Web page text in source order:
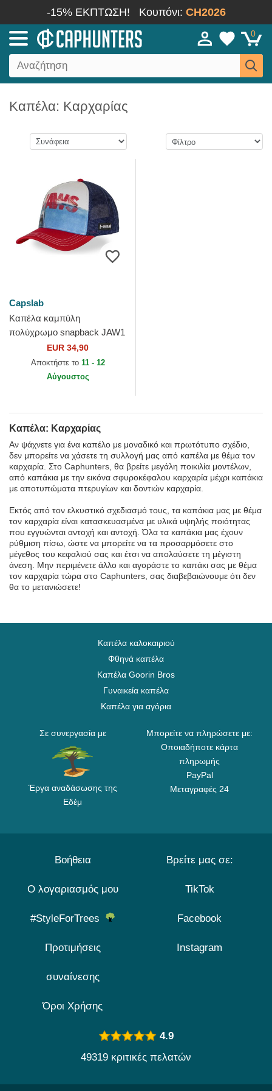
-15% ΕΚΠΤΩΣΗ! Κουπόνι: CH2026
0
Καπέλα: Καρχαρίας
Capslab
Καπέλα καμπύλη
πολύχρωμο snapback JAW1
JAWB Καρχαρίας από
Capslab
EUR 34,90
Αποκτήστε το 11 - 12
Αύγουστος
Καπέλα: Καρχαρίας
Αν ψάχνετε για ένα καπέλο με μοναδικό και πρωτότυπο σχέδιο,
δεν μπορείτε να χάσετε τη συλλογή μας από καπέλα με θέμα τον
καρχαρία. Στο Caphunters, θα βρείτε μεγάλη ποικιλία μοντέλων,
από καπάκια με την εικόνα σφυροκέφαλου καρχαρία μέχρι καπάκια
με αποτυπώματα πτερυγίων και δοντιών καρχαρία.
Εκτός από τον ελκυστικό σχεδιασμό τους, τα καπάκια μας με θέμα
τον καρχαρία είναι κατασκευασμένα με υλικά υψηλής ποιότητας
που εγγυώνται αντοχή και αντοχή. Όλα τα καπάκια μας έχουν
ρύθμιση πίσω, ώστε να μπορείτε να τα προσαρμόσετε στο
μέγεθος του κεφαλιού σας και έτσι να απολαύσετε τη μέγιστη
άνεση. Μην περιμένετε άλλο και αγοράστε το καπάκι σας με θέμα
τον καρχαρία τώρα στο Caphunters, σας διαβεβαιώνουμε ότι δεν
θα το μετανιώσετε!
Καπέλα καλοκαιριού
Φθηνά καπέλα
Καπέλα Goorin Bros
Γυναικεία καπέλα
Καπέλα για αγόρια
Σε συνεργασία με
Έργα αναδάσωσης της
Εδέμ
Μπορείτε να πληρώσετε με:
Οποιαδήποτε κάρτα
πληρωμής
PayPal
Μεταγραφές 24
Βοήθεια
Ο λογαριασμός μου
#StyleForTrees
Προτιμήσεις
συναίνεσης
Όροι Χρήσης
Βρείτε μας σε:
TikTok
Facebook
Instagram
4.9
49319 κριτικές πελατών